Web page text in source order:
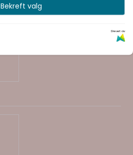
Bekreft valg
Drevet av